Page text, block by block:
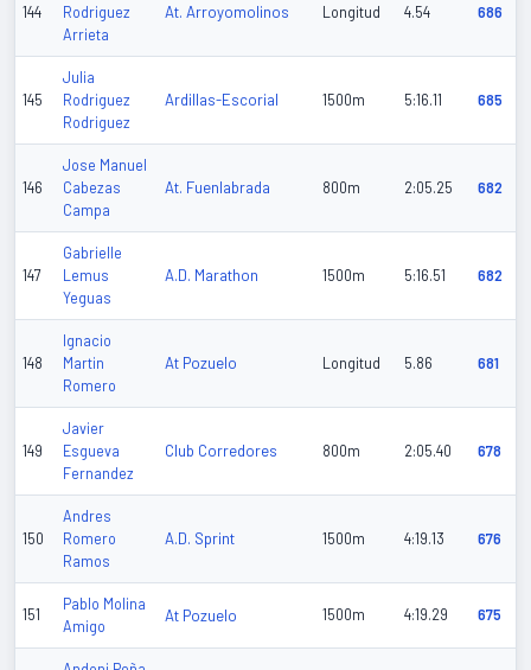
144
Rodriguez
Arrieta
At. Arroyomolinos Longitud 4.54 686
145
Julia
Rodriguez
Rodriguez
Ardillas-Escorial 1500m 5:16.11 685
146
Jose Manuel
Cabezas
Campa
At. Fuenlabrada 800m 2:05.25 682
147
Gabrielle
Lemus
Yeguas
A.D. Marathon 1500m 5:16.51 682
148
Ignacio
Martin
Romero
At Pozuelo Longitud 5.86 681
149
Javier
Esgueva
Fernandez
Club Corredores 800m 2:05.40 678
150
Andres
Romero
Ramos
A.D. Sprint 1500m 4:19.13 676
151
Pablo Molina
Amigo
At Pozuelo 1500m 4:19.29 675